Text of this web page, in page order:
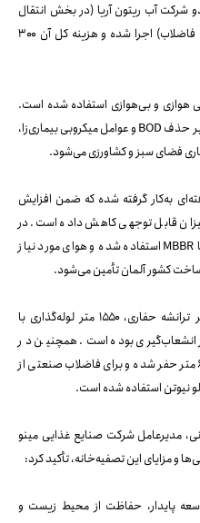
شرکت آب ریتون آریا (در بخش انتقال
فاضلاب) و پیچ آب شرق (در بخش تصفیه فاضلاب) اجرا شده و هزینه کل آن ۳۰۰
هوازی و بی‌هوازی استفاده شده است.
بهره‌گیری از فناوری‌های نوین تصفیه، علاوه بر حذف BOD و عوامل میکروبی بیماری‌زا،
فضای سبز و کشاورزی می‌شود.
به‌کار گرفته شده که ضمن افزایش
قابل توجهی کاهش داده است. در
فرآیند هوازی نیز از روش ASBR تلفیقی با MBBR استفاده شده و هوای مورد نیاز
عملیات اجرایی این پروژه شامل ۱۵۵۰ متر ترانشه‌ حفاری، ۱۵۵۰ متر لوله‌گذاری با
۲۰۰ و ۲۵۰ میلی‌متری و ۱۸۰ متر انشعاب‌گیری بوده است. همچنین در
بخش‌هایی از مسیر نقب هایی با عمق تا ۶ متر حفر شده و برای فاضلاب صنعتی از
مدیرعامل شرکت صنایع غذایی مینو
و مزایای این تصفیه‌خانه، تأکید کرد:
پایدار، حفاظت از محیط زیست و